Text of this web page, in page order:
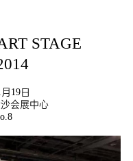
STAGE
19日
会展中心